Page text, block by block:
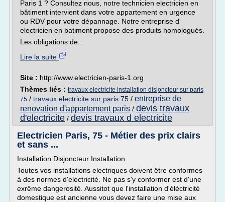
Paris 1 ? Consultez nous, notre technicien electricien en
bâtiment intervient dans votre appartement en urgence
ou RDV pour votre dépannage. Notre entreprise d'
electricien en batiment propose des produits homologués.
Les obligations de...
Lire la suite
Site : http://www.electricien-paris-1.org
Thèmes liés : travaux electricite installation disjoncteur sur paris
75 / travaux electricite sur paris 75 / entreprise de
renovation d'appartement paris / devis travaux
d'electricite / devis travaux d electricite
Electricien Paris, 75 - Métier des prix clairs
et sans ...
Installation Disjoncteur Installation
Toutes vos installations electriques doivent être conformes
à des normes d'electricité. Ne pas s'y conformer est d'une
exrême dangerosité. Aussitot que l'installation d'éléctricité
domestique est ancienne vous devez faire une mise aux